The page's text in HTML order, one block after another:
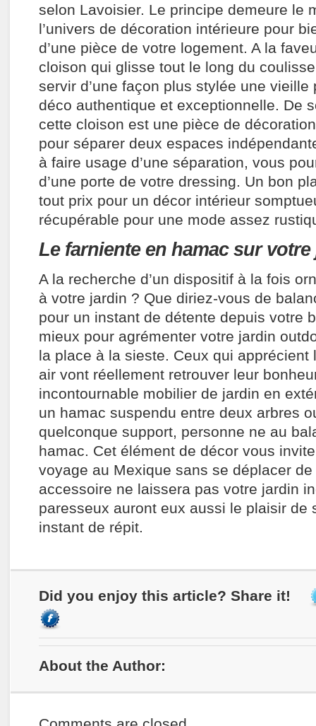
selon Lavoisier. Le principe demeure le
l’univers de décoration intérieure pour
d’une pièce de votre logement. A la
cloison qui glisse tout le long du
servir d’une façon plus stylée une vieille
déco authentique et exceptionnelle. De
cette cloison est une pièce de
pour séparer deux espaces
à faire usage d’une séparation, vous
d’une porte de votre dressing. Un bon
tout prix pour un décor intérieur
récupérable pour une mode assez
Le farniente en hamac sur
A la recherche d’un dispositif à la fois
à votre jardin ? Que diriez-vous de
pour un instant de détente depuis votre
mieux pour agrémenter votre jardin
la place à la sieste. Ceux qui apprécient
air vont réellement retrouver leur
incontournable mobilier de jardin en
un hamac suspendu entre deux arbres
quelconque support, personne ne au
hamac. Cet élément de décor vous
voyage au Mexique sans se déplacer
accessoire ne laissera pas votre jardin
paresseux auront eux aussi le plaisir de
instant de répit.
Did you enjoy this article? Share it!
About the Author: